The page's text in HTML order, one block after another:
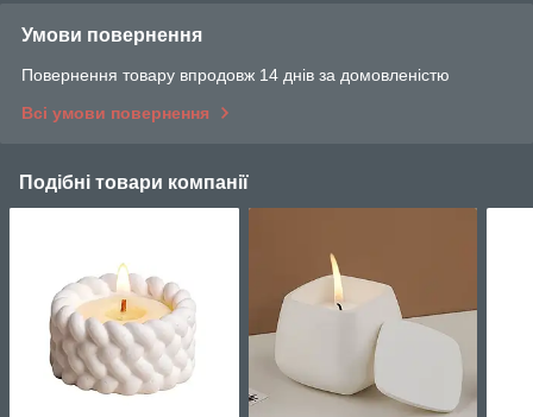
Умови повернення
Повернення товару впродовж 14 днів за домовленістю
Всі умови повернення
Подібні товари компанії